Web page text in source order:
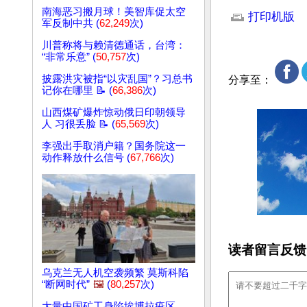
南海恶习搬月球！美智库促太空
军反制中共 (62,249次)
川普称将与赖清德通话，台湾：
“非常乐意” (50,757次)
披露洪灾被指“以灾乱国”？习总书
记你在哪里 📝 (66,386次)
山西煤矿爆炸惊动俄日印朝领导
人 习很丢脸 📝 (65,569次)
李强出手取消户籍？国务院这一
动作释放什么信号 (67,766次)
乌克兰无人机空袭频繁 莫斯科陷
“断网时代” 🖼️ (80,257次)
打印机版
分享至：
读者留言反